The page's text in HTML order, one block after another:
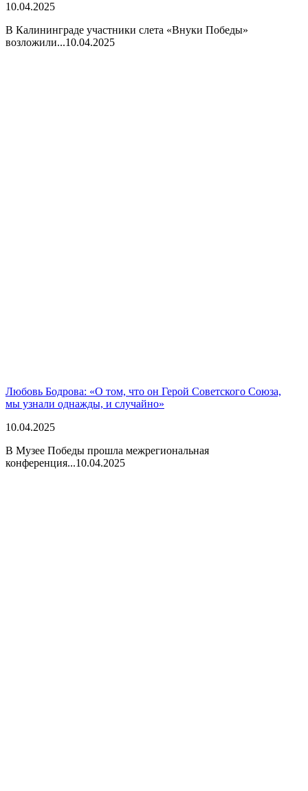
10.04.2025
В Калининграде участники слета «Внуки Победы»
возложили...10.04.2025
Любовь Бодрова: «О том, что он Герой Советского Союза,
мы узнали однажды, и случайно»
10.04.2025
В Музее Победы прошла межрегиональная
конференция...10.04.2025